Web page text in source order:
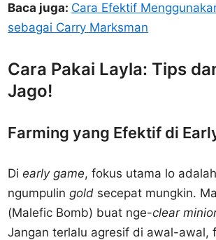
Baca juga: Cara Efektif
sebagai Carry Marksman
Cara Pakai Layla: Tips
Jago!
Farming yang Efektif di
Diearly game, fokus utama lo adalah
ngumpulingold secepat mungkin.
(Malefic Bomb) buat nge-clear
Jangan terlalu agresif di awal-awal,